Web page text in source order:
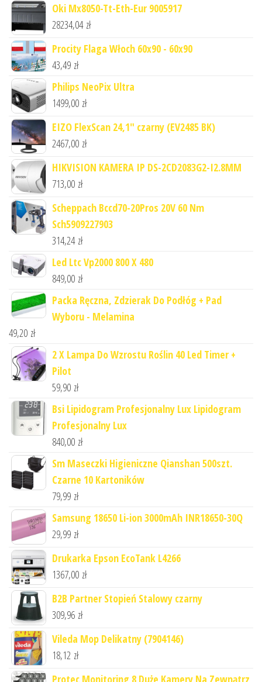
Oki Mx8050-Tt-Eth-Eur 9005917
28234,04 zł
Procity Flaga Włoch 60x90 - 60x90
43,49 zł
Philips NeoPix Ultra
1499,00 zł
EIZO FlexScan 24,1" czarny (EV2485 BK)
2467,00 zł
HIKVISION KAMERA IP DS-2CD2083G2-I2.8MM
713,00 zł
Scheppach Bccd70-20Pros 20V 60 Nm
Sch5909227903
314,24 zł
Led Ltc Vp2000 800 X 480
849,00 zł
Packa Ręczna, Zdzierak Do Podłóg + Pad
Wyboru - Melamina
49,20 zł
2 X Lampa Do Wzrostu Roślin 40 Led Timer +
Pilot
59,90 zł
Bsi Lipidogram Profesjonalny Lux Lipidogram
Profesjonalny Lux
840,00 zł
Sm Maseczki Higieniczne Qianshan 500szt.
Czarne 10 Kartoników
79,99 zł
Samsung 18650 Li-ion 3000mAh INR18650-30Q
29,99 zł
Drukarka Epson EcoTank L4266
1367,00 zł
B2B Partner Stopień Stalowy czarny
309,96 zł
Vileda Mop Delikatny (7904146)
18,12 zł
Protec Monitoring 8 Duże Kamery Na Zewnątrz